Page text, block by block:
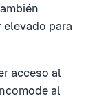
elevado para
acceso al
al